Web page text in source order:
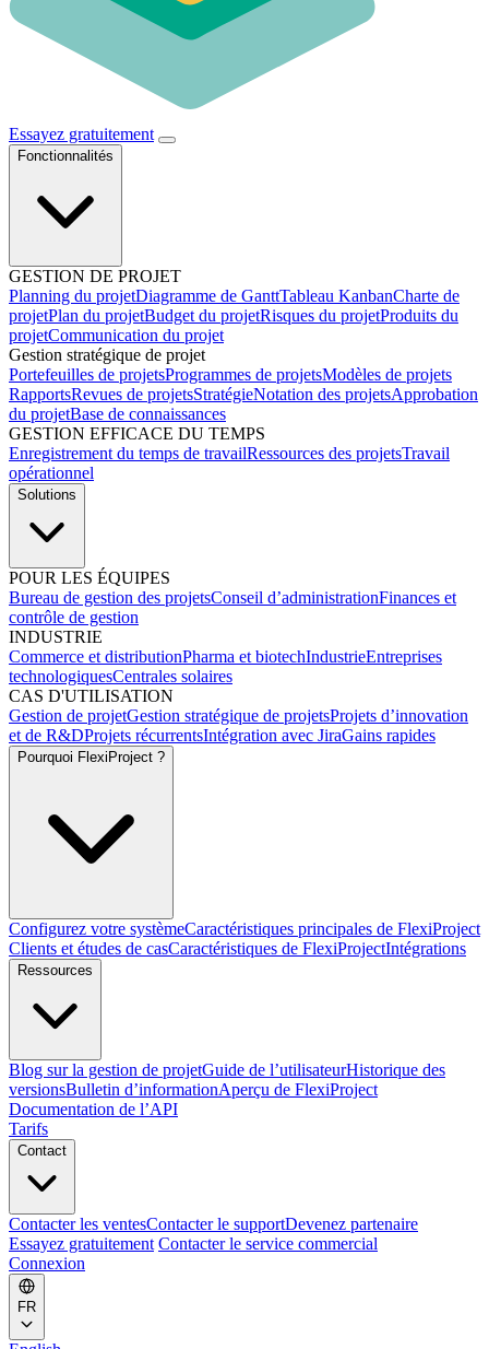
Essayez gratuitement
Fonctionnalités
GESTION DE PROJET
Planning du projetDiagramme de GanttTableau KanbanCharte de
projetPlan du projetBudget du projetRisques du projetProduits du
projetCommunication du projet
Gestion stratégique de projet
Portefeuilles de projetsProgrammes de projetsModèles de projets
RapportsRevues de projetsStratégieNotation des projetsApprobation
du projetBase de connaissances
GESTION EFFICACE DU TEMPS
Enregistrement du temps de travailRessources des projetsTravail
opérationnel
Solutions
POUR LES ÉQUIPES
Bureau de gestion des projetsConseil d’administrationFinances et
contrôle de gestion
INDUSTRIE
Commerce et distributionPharma et biotechIndustrieEntreprises
technologiquesCentrales solaires
CAS D'UTILISATION
Gestion de projetGestion stratégique de projetsProjets d’innovation
et de R&DProjets récurrentsIntégration avec JiraGains rapides
Pourquoi FlexiProject ?
Configurez votre systèmeCaractéristiques principales de FlexiProject
Clients et études de casCaractéristiques de FlexiProjectIntégrations
Ressources
Blog sur la gestion de projetGuide de l’utilisateurHistorique des
versionsBulletin d’informationAperçu de FlexiProject
Documentation de l’API
Tarifs
Contact
Contacter les ventesContacter le supportDevenez partenaire
Essayez gratuitement Contacter le service commercial
Connexion
FR